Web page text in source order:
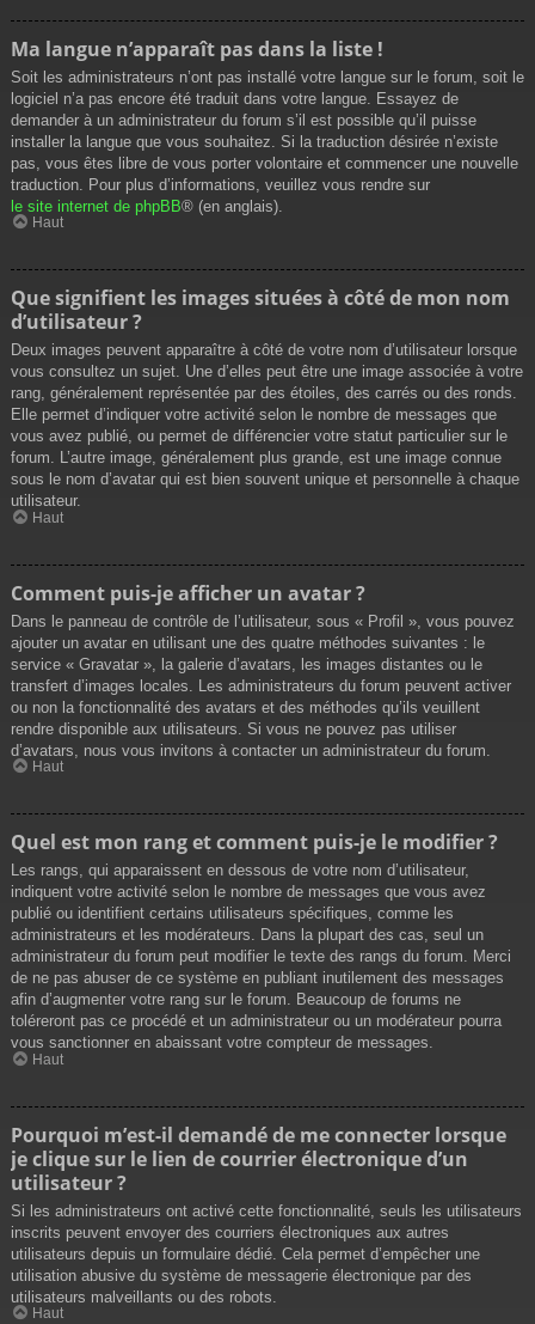
Ma langue n’apparaît pas dans la liste !
Soit les administrateurs n’ont pas installé votre langue sur le forum, soit le
logiciel n’a pas encore été traduit dans votre langue. Essayez de
demander à un administrateur du forum s’il est possible qu’il puisse
installer la langue que vous souhaitez. Si la traduction désirée n’existe
pas, vous êtes libre de vous porter volontaire et commencer une nouvelle
traduction. Pour plus d’informations, veuillez vous rendre sur
le site internet de phpBB® (en anglais).
Haut
Que signifient les images situées à côté de mon nom
d’utilisateur ?
Deux images peuvent apparaître à côté de votre nom d’utilisateur lorsque
vous consultez un sujet. Une d’elles peut être une image associée à votre
rang, généralement représentée par des étoiles, des carrés ou des ronds.
Elle permet d’indiquer votre activité selon le nombre de messages que
vous avez publié, ou permet de différencier votre statut particulier sur le
forum. L’autre image, généralement plus grande, est une image connue
sous le nom d’avatar qui est bien souvent unique et personnelle à chaque
utilisateur.
Haut
Comment puis-je afficher un avatar ?
Dans le panneau de contrôle de l’utilisateur, sous « Profil », vous pouvez
ajouter un avatar en utilisant une des quatre méthodes suivantes : le
service « Gravatar », la galerie d’avatars, les images distantes ou le
transfert d’images locales. Les administrateurs du forum peuvent activer
ou non la fonctionnalité des avatars et des méthodes qu’ils veuillent
rendre disponible aux utilisateurs. Si vous ne pouvez pas utiliser
d’avatars, nous vous invitons à contacter un administrateur du forum.
Haut
Quel est mon rang et comment puis-je le modifier ?
Les rangs, qui apparaissent en dessous de votre nom d’utilisateur,
indiquent votre activité selon le nombre de messages que vous avez
publié ou identifient certains utilisateurs spécifiques, comme les
administrateurs et les modérateurs. Dans la plupart des cas, seul un
administrateur du forum peut modifier le texte des rangs du forum. Merci
de ne pas abuser de ce système en publiant inutilement des messages
afin d’augmenter votre rang sur le forum. Beaucoup de forums ne
toléreront pas ce procédé et un administrateur ou un modérateur pourra
vous sanctionner en abaissant votre compteur de messages.
Haut
Pourquoi m’est-il demandé de me connecter lorsque
je clique sur le lien de courrier électronique d’un
utilisateur ?
Si les administrateurs ont activé cette fonctionnalité, seuls les utilisateurs
inscrits peuvent envoyer des courriers électroniques aux autres
utilisateurs depuis un formulaire dédié. Cela permet d’empêcher une
utilisation abusive du système de messagerie électronique par des
utilisateurs malveillants ou des robots.
Haut